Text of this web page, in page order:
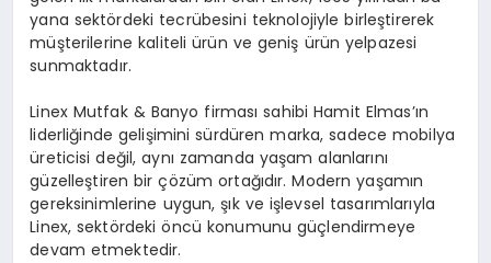
yana sektördeki tecrübesini teknolojiyle birleştirerek
müşterilerine kaliteli ürün ve geniş ürün yelpazesi
sunmaktadır.
Linex Mutfak & Banyo firması sahibi Hamit Elmas’ın
liderliğinde gelişimini sürdüren marka, sadece mobilya
üreticisi değil, aynı zamanda yaşam alanlarını
güzelleştiren bir çözüm ortağıdır. Modern yaşamın
gereksinimlerine uygun, şık ve işlevsel tasarımlarıyla
Linex, sektördeki öncü konumunu güçlendirmeye
devam etmektedir.